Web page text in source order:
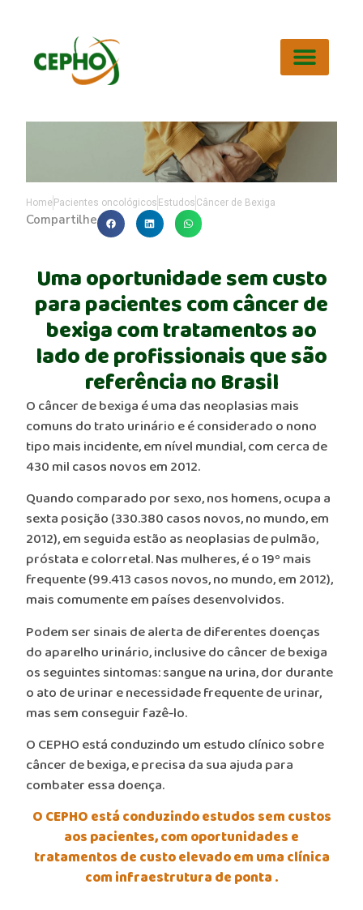
Home Pacientes oncológicos Estudos Câncer de Bexiga
Compartilhe
Uma oportunidade sem custo
para pacientes com câncer de
bexiga com tratamentos ao
lado de profissionais que são
referência no Brasil
O câncer de bexiga é uma das neoplasias mais
comuns do trato urinário e é considerado o nono
tipo mais incidente, em nível mundial, com cerca de
430 mil casos novos em 2012.
Quando comparado por sexo, nos homens, ocupa a
sexta posição (330.380 casos novos, no mundo, em
2012), em seguida estão as neoplasias de pulmão,
próstata e colorretal. Nas mulheres, é o 19º mais
frequente (99.413 casos novos, no mundo, em 2012),
mais comumente em países desenvolvidos.
Podem ser sinais de alerta de diferentes doenças
do aparelho urinário, inclusive do câncer de bexiga
os seguintes sintomas: sangue na urina, dor durante
o ato de urinar e necessidade frequente de urinar,
mas sem conseguir fazê-lo.
O CEPHO está conduzindo um estudo clínico sobre
câncer de bexiga, e precisa da sua ajuda para
combater essa doença.
O CEPHO está conduzindo estudos sem custos
aos pacientes, com oportunidades e
tratamentos de custo elevado em uma clínica
com infraestrutura de ponta .